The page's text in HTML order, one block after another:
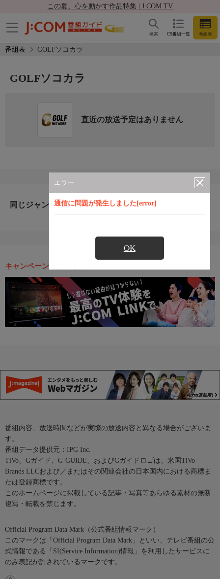
この夏、心を動かす作品特集 | J:COM TV
CS番組一覧 番組表
検索
番組表 GOLFソコカラ
エラー
通信に問題が発生しました[error]
OK
GOLFソコカラ
直近の放送予定はありません
同じジャンルのおすすめ番組
キャンペーン・お得な情報
番組内容、放送時間などが実際の放送内容と異なる場合がございま
す。
番組データ提供元：IPG Inc.
TiVo、Gガイド、G-GUIDE、およびGガイドロゴは、米国TiVo
Brands LLCおよび／またはその関連会社の日本国内における商標ま
たは登録商標です。
このホームページに掲載している記事・写真等あらゆる素材の無断
複写・転載を禁じます。
Official Program Data Mark（公式番組情報マーク）
このマークは「Official Program Data Mark」といい、テレビ番組の公
式情報である「SI(Service Information)情報」を利用したサービスに
のみ表記が許されているマークです。